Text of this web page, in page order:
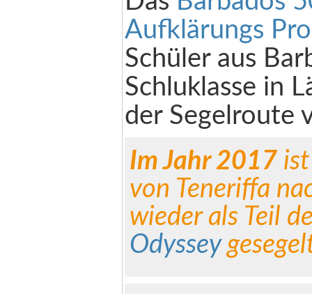
Aufklärungs
Schüler aus
Schluklasse in
der Segelroute
Im Jahr 2017
von Teneriffa
wieder als Teil
Odyssey